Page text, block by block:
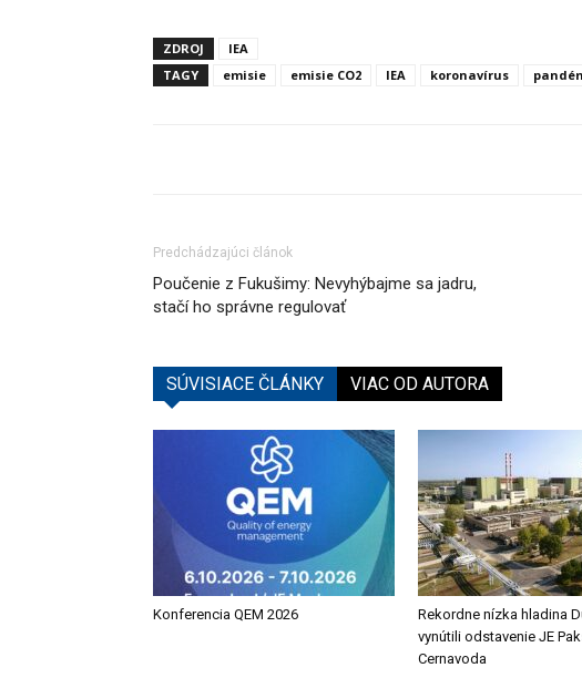
ZDROJ
IEA
TAGY
emisie emisie CO2 IEA koronavírus
Predchádzajúci článok
Poučenie z Fukušimy: Nevyhýbajme sa jadru,
stačí ho správne regulovať
SÚVISIACE ČLÁNKY VIAC OD AUTORA
Konferencia QEM 2026
Rekordne nízka hladina
vynútili odstavenie JE
Cernavoda